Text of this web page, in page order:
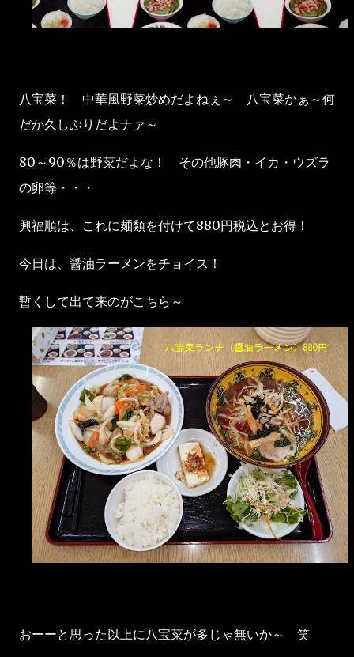
八宝菜！ 中華風野菜炒めだよねぇ～ 八宝菜かぁ～何
だか久しぶりだよナァ～
80～90％は野菜だよな！ その他豚肉・イカ・ウズラ
の卵等・・・
興福順は、これに麺類を付けて880円税込とお得！
今日は、醤油ラーメンをチョイス！
暫くして出て来のがこちら～
おーーと思った以上に八宝菜が多じゃ無いか～ 笑